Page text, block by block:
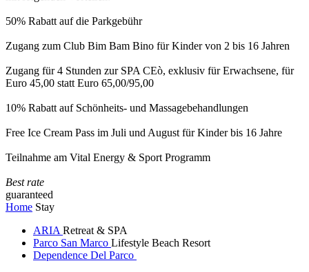
50% Rabatt auf die Parkgebühr
Zugang zum Club Bim Bam Bino für Kinder von 2 bis 16 Jahren
Zugang für 4 Stunden zur SPA CEò, exklusiv für Erwachsene, für
Euro 45,00 statt Euro 65,00/95,00
10% Rabatt auf Schönheits- und Massagebehandlungen
Free Ice Cream Pass im Juli und August für Kinder bis 16 Jahre
Teilnahme am Vital Energy & Sport Programm
Best rate
guaranteed
Home Stay
ARIA Retreat & SPA
Parco San Marco Lifestyle Beach Resort
Dependence Del Parco